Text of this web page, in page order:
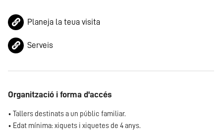
Planeja la teua visita
Serveis
Organització i forma d'accés
• Tallers destinats a un públic familiar.
• Edat mínima: xiquets i xiquetes de 4 anys.